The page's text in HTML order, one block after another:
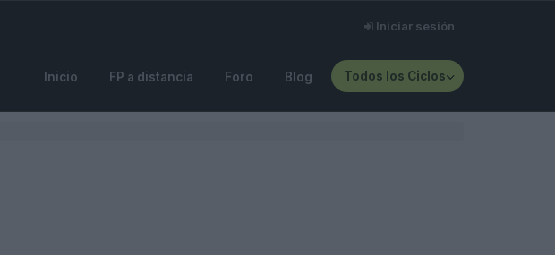
Iniciar sesión
Inicio FP a distancia Foro Blog Todos los Ciclos